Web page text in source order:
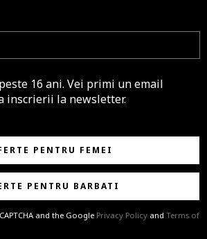
16 ani. Vei primi un email
inscrierii la newsletter.
PENTRU FEMEI
PENTRU BARBATI
and the Google Privacy Policy and Terms of